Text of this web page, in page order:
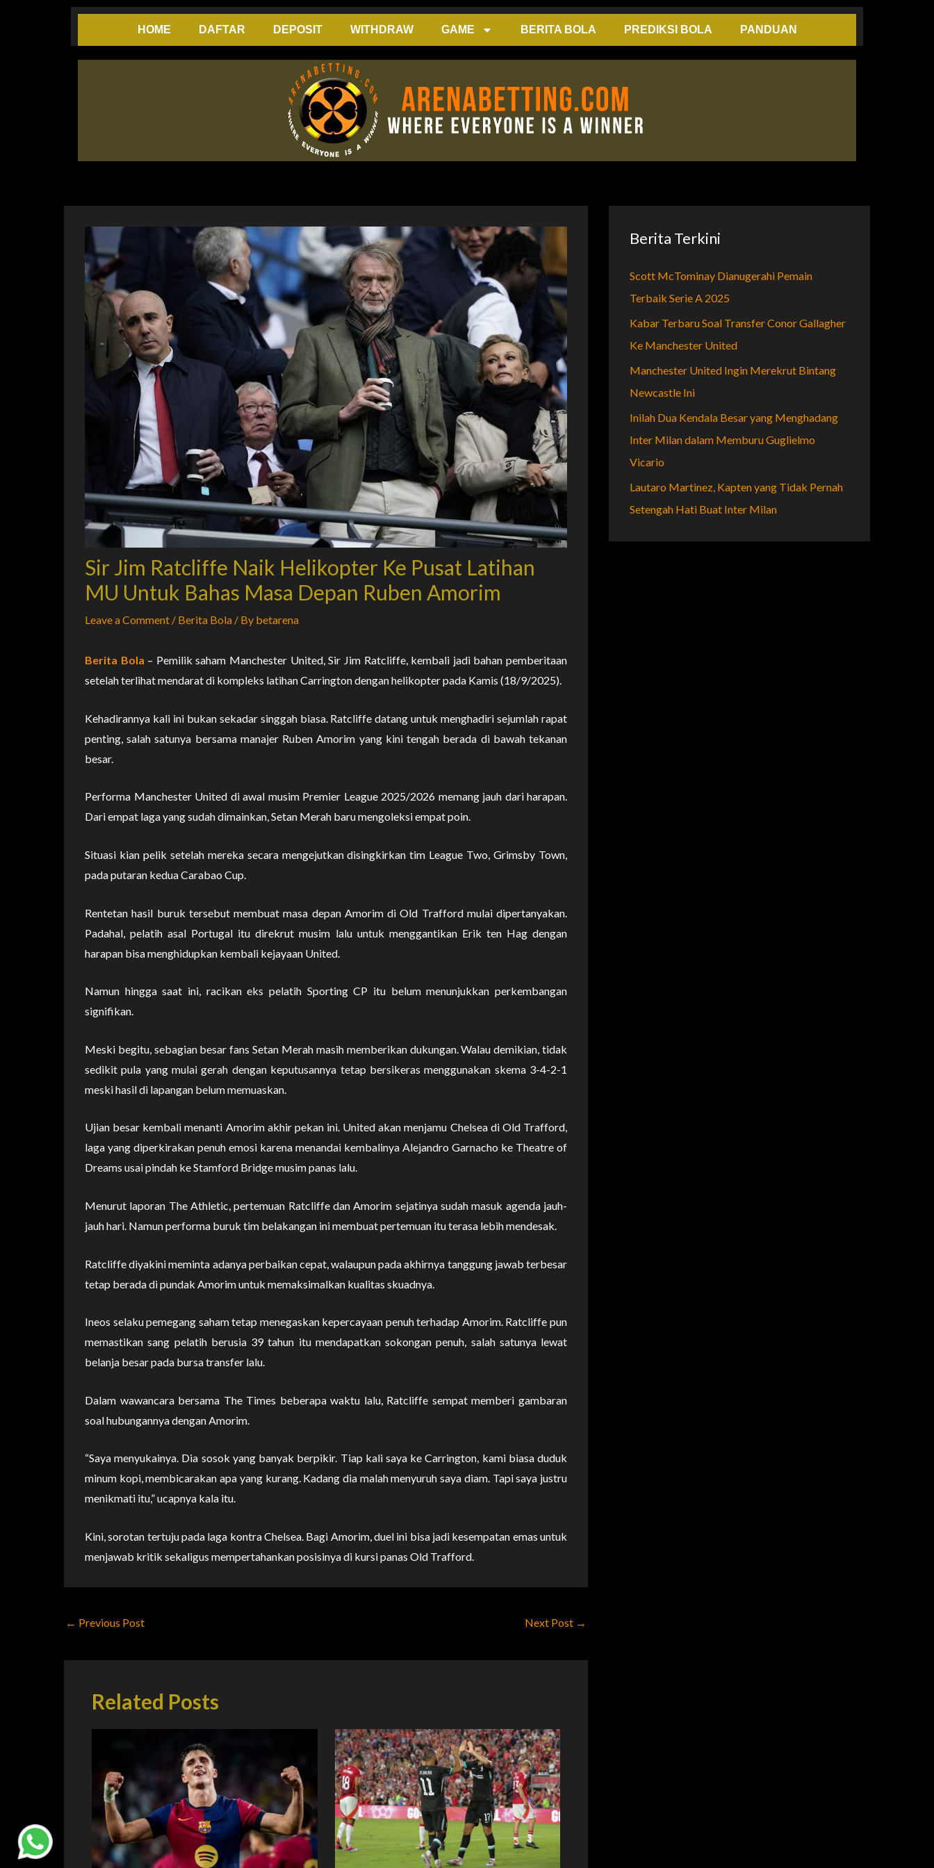
HOME DAFTAR DEPOSIT WITHDRAW GAME BERITA BOLA PREDIKSI BOLA PANDUAN
Sir Jim Ratcliffe Naik Helikopter Ke Pusat Latihan
MU Untuk Bahas Masa Depan Ruben Amorim
Leave a Comment / Berita Bola / By betarena
Berita Bola – Pemilik saham Manchester United, Sir Jim Ratcliffe, kembali jadi bahan pemberitaan
setelah terlihat mendarat di kompleks latihan Carrington dengan helikopter pada Kamis (18/9/2025).
Kehadirannya kali ini bukan sekadar singgah biasa. Ratcliffe datang untuk menghadiri sejumlah rapat
penting, salah satunya bersama manajer Ruben Amorim yang kini tengah berada di bawah tekanan
besar.
Performa Manchester United di awal musim Premier League 2025/2026 memang jauh dari harapan.
Dari empat laga yang sudah dimainkan, Setan Merah baru mengoleksi empat poin.
Situasi kian pelik setelah mereka secara mengejutkan disingkirkan tim League Two, Grimsby Town,
pada putaran kedua Carabao Cup.
Rentetan hasil buruk tersebut membuat masa depan Amorim di Old Trafford mulai dipertanyakan.
Padahal, pelatih asal Portugal itu direkrut musim lalu untuk menggantikan Erik ten Hag dengan
harapan bisa menghidupkan kembali kejayaan United.
Namun hingga saat ini, racikan eks pelatih Sporting CP itu belum menunjukkan perkembangan
signifikan.
Meski begitu, sebagian besar fans Setan Merah masih memberikan dukungan. Walau demikian, tidak
sedikit pula yang mulai gerah dengan keputusannya tetap bersikeras menggunakan skema 3-4-2-1
meski hasil di lapangan belum memuaskan.
Ujian besar kembali menanti Amorim akhir pekan ini. United akan menjamu Chelsea di Old Trafford,
laga yang diperkirakan penuh emosi karena menandai kembalinya Alejandro Garnacho ke Theatre of
Dreams usai pindah ke Stamford Bridge musim panas lalu.
Menurut laporan The Athletic, pertemuan Ratcliffe dan Amorim sejatinya sudah masuk agenda jauh-
jauh hari. Namun performa buruk tim belakangan ini membuat pertemuan itu terasa lebih mendesak.
Ratcliffe diyakini meminta adanya perbaikan cepat, walaupun pada akhirnya tanggung jawab terbesar
tetap berada di pundak Amorim untuk memaksimalkan kualitas skuadnya.
Ineos selaku pemegang saham tetap menegaskan kepercayaan penuh terhadap Amorim. Ratcliffe pun
memastikan sang pelatih berusia 39 tahun itu mendapatkan sokongan penuh, salah satunya lewat
belanja besar pada bursa transfer lalu.
Dalam wawancara bersama The Times beberapa waktu lalu, Ratcliffe sempat memberi gambaran
soal hubungannya dengan Amorim.
“Saya menyukainya. Dia sosok yang banyak berpikir. Tiap kali saya ke Carrington, kami biasa duduk
minum kopi, membicarakan apa yang kurang. Kadang dia malah menyuruh saya diam. Tapi saya justru
menikmati itu,” ucapnya kala itu.
Kini, sorotan tertuju pada laga kontra Chelsea. Bagi Amorim, duel ini bisa jadi kesempatan emas untuk
menjawab kritik sekaligus mempertahankan posisinya di kursi panas Old Trafford.
← Previous Post Next Post →
Related Posts
Berita Terkini
Scott McTominay Dianugerahi Pemain
Terbaik Serie A 2025
Kabar Terbaru Soal Transfer Conor Gallagher
Ke Manchester United
Manchester United Ingin Merekrut Bintang
Newcastle Ini
Inilah Dua Kendala Besar yang Menghadang
Inter Milan dalam Memburu Guglielmo
Vicario
Lautaro Martinez, Kapten yang Tidak Pernah
Setengah Hati Buat Inter Milan